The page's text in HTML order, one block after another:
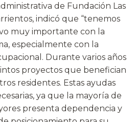
de Fundación Las
indicó que “tenemos
muy importante con la
especialmente con la
Durante varios años
proyectos que benefician
residentes. Estas ayudas
ya que la mayoría de
presenta dependencia y